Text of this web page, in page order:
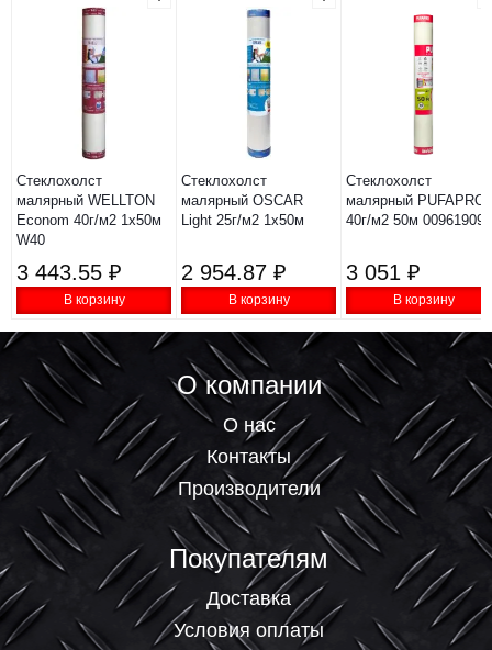
Стеклохолст
малярный WELLTON
Econom 40г/м2 1х50м
W40
3 443.55 ₽
В корзину
Стеклохолст
малярный OSCAR
Light 25г/м2 1х50м
2 954.87 ₽
В корзину
Стеклохолст
малярный PUFAPRO
40г/м2 50м 009619092
3 051 ₽
В корзину
О компании
О нас
Контакты
Производители
Покупателям
Доставка
Условия оплаты